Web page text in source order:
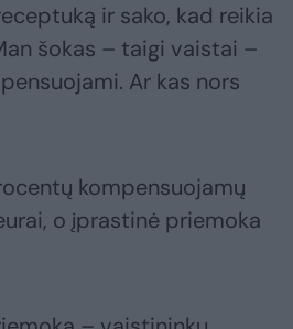
ir sako, kad reikia
šokas – taigi vaistai –
Ar kas nors
kompensuojamų
o įprastinė priemoka